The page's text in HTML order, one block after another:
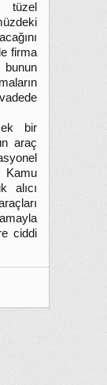
tüzel
firma
bunun
bir
araç
alıcı
ciddi